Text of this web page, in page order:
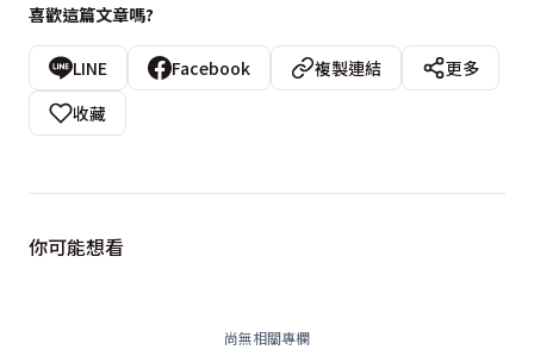
喜歡這篇文章嗎?
LINE Facebook 複製連結
更多
收藏
你可能想看
尚無相關專欄